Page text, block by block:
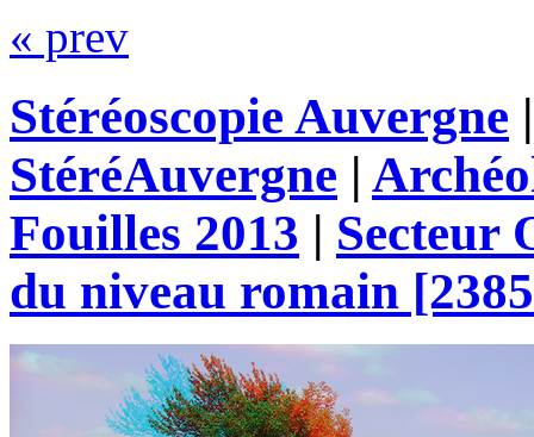
« prev
Stéréoscopie Auvergne
StéréAuvergne |
Fouilles 2013 | Secteur
du niveau romain